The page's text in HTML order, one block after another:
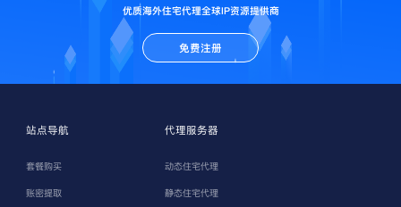
优质海外住宅代理全球IP资源提供商
免费注册
站点导航
套餐购买
账密提取
代理服务器
动态住宅代理
静态住宅代理